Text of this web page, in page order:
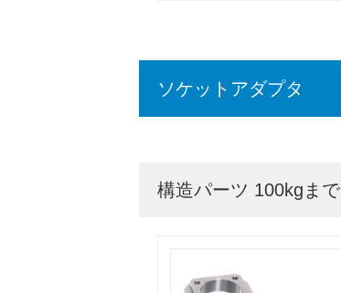
ソケットアダプタ
構造パーツ 100kgまで